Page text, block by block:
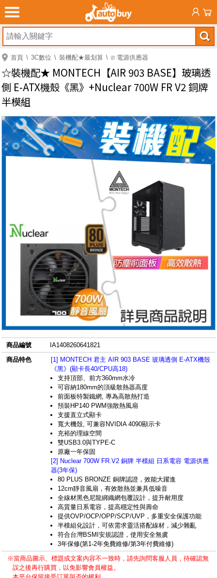
首頁 3C數位 裝機配★最划算 ⎚ 電源供應器
☆裝機配★ MONTECH【AIR 903 BASE】玻璃透
側 E-ATX機殼《黑》+Nuclear 700W FR V2 銅牌
半模組
商品編號
IA1408260641821
商品特色
[1] MONTECH 君主 AIR 903 BASE 玻璃透側 E-ATX機殼
《黑》(顯卡長40/CPU高18)
支持頂部、前方360mm水冷
可容納180mm的頂級散熱器高度
前面板特製鐵網, 專為高散熱打造
預裝HP140 PWM強散熱風扇
支援直立式顯卡
寬大機殼, 可兼容NVIDIA 4090顯示卡
充裕的理線空間
雙USB3.0與TYPE-C
原廠一年保固
[2] Nuclear 700W FR.V2 銅牌 半模組 日系電容 電源供應
器(3年保)
80 PLUS BRONZE 銅牌認證，效能大躍進
12cm靜音風扇，有效散熱並兼具低噪音
全線材黑色尼龍綁織網包覆設計，提升耐用度
高質量日系電容，提高穩定性與壽命
提供OVP/OCP/OPP/SCP/UVP，多重安全保護功能
半模組化設計，可依需求靈活搭配線材，減少雜亂
符合台灣BSMI安規認證，使用安全無虞
3年保修(第1-2年免費維修/第3年付費維修)
※當商品圖示、標題或文案內容不一致時，請先詢問客服人員，待確認無
誤之後再行購買，以免影響會員權益。